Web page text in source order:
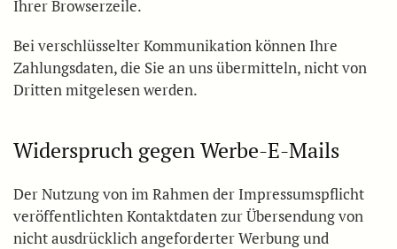
Ihrer Browserzeile.
Bei verschlüsselter Kommunikation können Ihre
Zahlungsdaten, die Sie an uns übermitteln, nicht von
Dritten mitgelesen werden.
Widerspruch gegen Werbe-E-Mails
Der Nutzung von im Rahmen der Impressumspflicht
veröffentlichten Kontaktdaten zur Übersendung von
nicht ausdrücklich angeforderter Werbung und